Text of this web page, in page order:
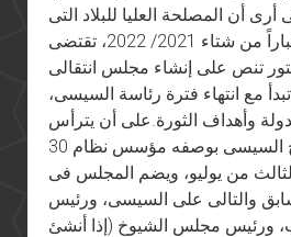
أرى أن المصلحة العليا للبلاد التى
أحسبها مهددة اعتباراً من شتاء 2021/ 2022، تقتضى
تنص على إنشاء مجلس انتقالى
مع انتهاء فترة رئاسة السيسى،
وأهداف الثورة.على أن يترأس
المجلس عبدالفتاح السيسى بوصفه مؤسس نظام 30
من يوليو، ويضم المجلس فى
والتالى على السيسى، ورئيس
ورئيس مجلس الشيوخ (إذا أنشئ